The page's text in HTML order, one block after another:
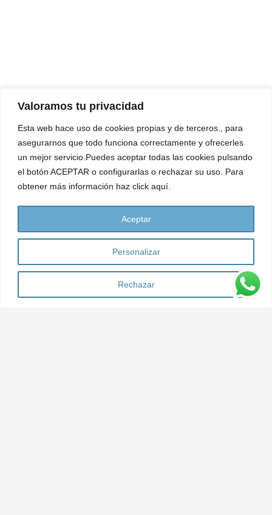
Valoramos tu privacidad
Esta web hace uso de cookies propias y de terceros., para
asegurarnos que todo funciona correctamente y ofrecerles
un mejor servicio.Puedes aceptar todas las cookies pulsando
el botón ACEPTAR o configurarlas o rechazar su uso. Para
obtener más información haz click aquí.
Personalizar
Rechazar
Aceptar
pies sin salir
de casa
AYUDAMOS